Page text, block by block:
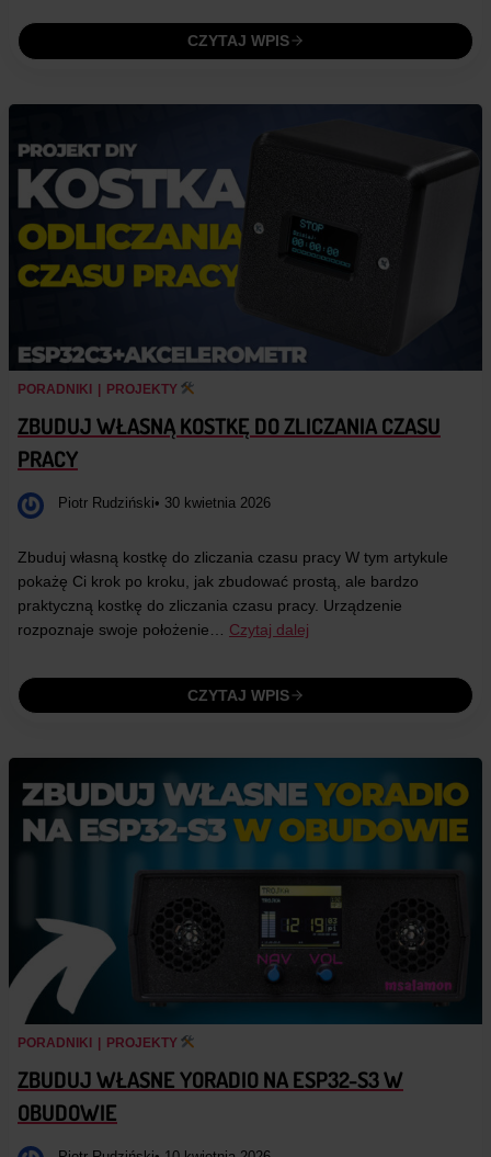
CZYTAJ WPIS
PORADNIKI | PROJEKTY
ZBUDUJ WŁASNĄ KOSTKĘ DO ZLICZANIA CZASU
PRACY
Piotr Rudziński• 30 kwietnia 2026
Zbuduj własną kostkę do zliczania czasu pracy W tym artykule
pokażę Ci krok po kroku, jak zbudować prostą, ale bardzo
praktyczną kostkę do zliczania czasu pracy. Urządzenie
rozpoznaje swoje położenie… Czytaj dalej
CZYTAJ WPIS
PORADNIKI | PROJEKTY
ZBUDUJ WŁASNE YORADIO NA ESP32-S3 W
OBUDOWIE